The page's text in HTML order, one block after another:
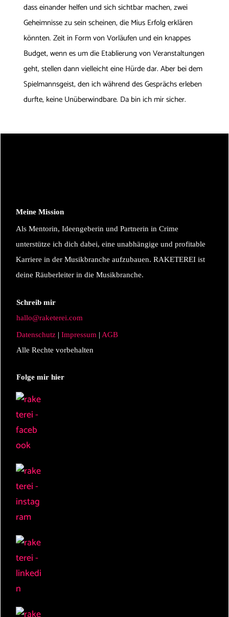
dass einander helfen und sich sichtbar machen, zwei
Geheimnisse zu sein scheinen, die Mius Erfolg erklären
könnten. Zeit in Form von Vorläufen und ein knappes
Budget, wenn es um die Etablierung von Veranstaltungen
geht, stellen dann vielleicht eine Hürde dar. Aber bei dem
Spielmannsgeist, den ich während des Gesprächs erleben
durfte, keine Unüberwindbare. Da bin ich mir sicher.
Meine Mission
Als Mentorin, Ideengeberin und Partnerin in Crime
unterstütze ich dich dabei, eine unabhängige und profitable
Karriere in der Musikbranche aufzubauen. RAKETEREI ist
deine Räuberleiter in die Musikbranche.
Schreib mir
hallo@raketerei.com
Datenschutz | Impressum | AGB
Alle Rechte vorbehalten
Folge mir hier